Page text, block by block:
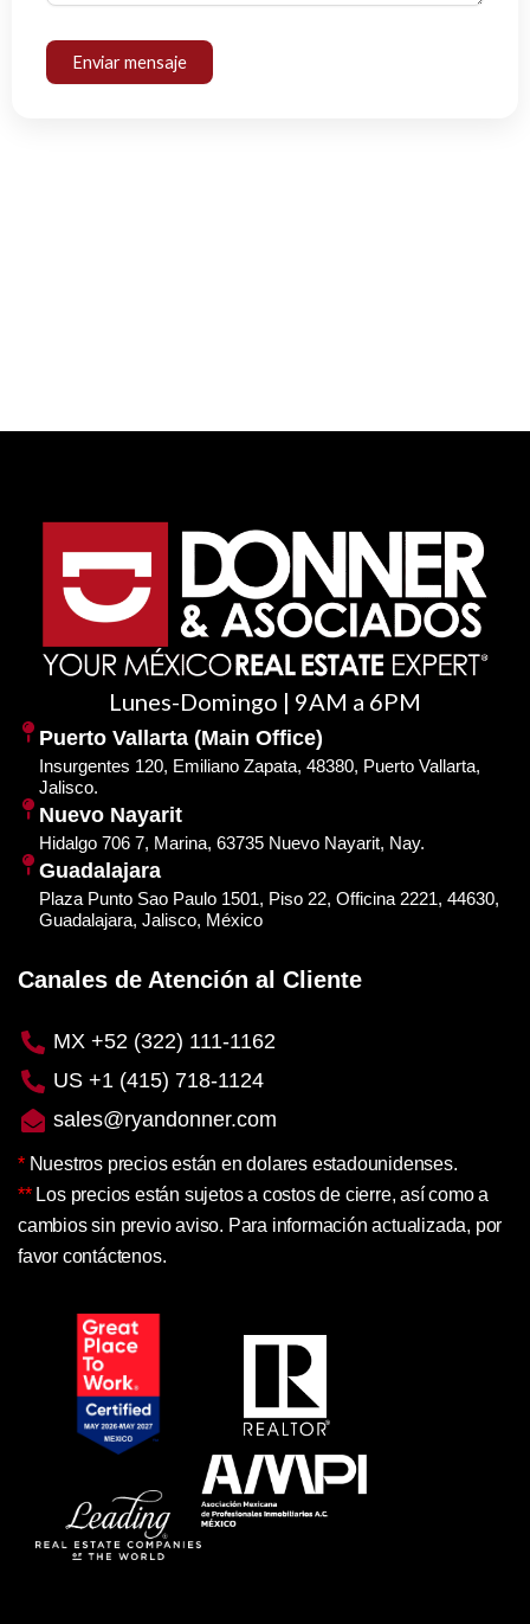
Enviar mensaje
Lunes-Domingo | 9AM a 6PM
Puerto Vallarta (Main Office)
Insurgentes 120, Emiliano Zapata, 48380, Puerto Vallarta,
Jalisco.
Nuevo Nayarit
Hidalgo 706 7, Marina, 63735 Nuevo Nayarit, Nay.
Guadalajara
Plaza Punto Sao Paulo 1501, Piso 22, Officina 2221, 44630,
Guadalajara, Jalisco, México
Canales de Atención al Cliente
MX +52 (322) 111-1162
US +1 (415) 718-1124
sales@ryandonner.com
* Nuestros precios están en dolares estadounidenses.
** Los precios están sujetos a costos de cierre, así como a
cambios sin previo aviso. Para información actualizada, por
favor contáctenos.